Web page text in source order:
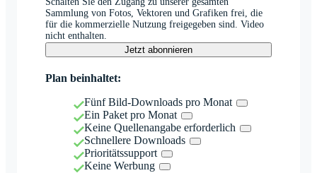
Sammlung von Fotos, Vektoren und Grafiken frei, die
für die kommerzielle Nutzung freigegeben sind. Video
nicht enthalten.
Jetzt abonnieren
Plan beinhaltet:
Fünf Bild-Downloads pro Monat
Ein Paket pro Monat
Keine Quellenangabe erforderlich
Schnellere Downloads
Prioritätssupport
Keine Werbung